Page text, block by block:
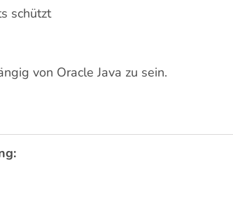
schützt
von Oracle Java zu sein.